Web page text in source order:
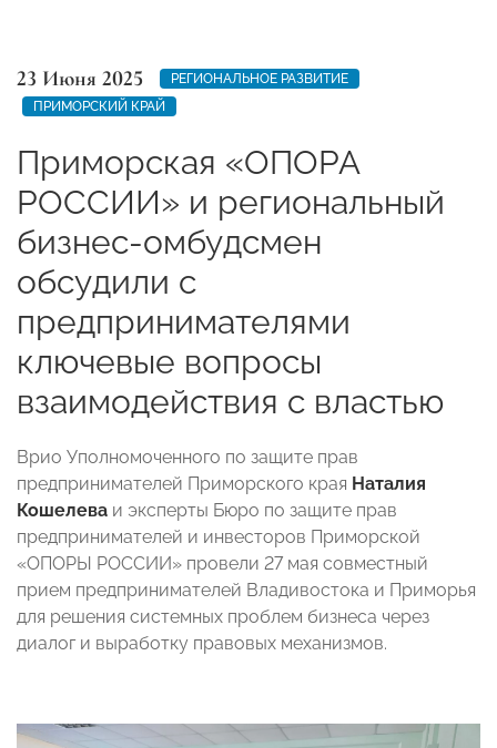
23 Июня 2025
РЕГИОНАЛЬНОЕ РАЗВИТИЕ
ПРИМОРСКИЙ КРАЙ
Приморская «ОПОРА
РОССИИ» и региональный
бизнес-омбудсмен
обсудили с
предпринимателями
ключевые вопросы
взаимодействия с властью
Врио Уполномоченного по защите прав
предпринимателей Приморского края Наталия
Кошелева и эксперты Бюро по защите прав
предпринимателей и инвесторов Приморской
«ОПОРЫ РОССИИ» провели 27 мая совместный
прием предпринимателей Владивостока и Приморья
для решения системных проблем бизнеса через
диалог и выработку правовых механизмов.